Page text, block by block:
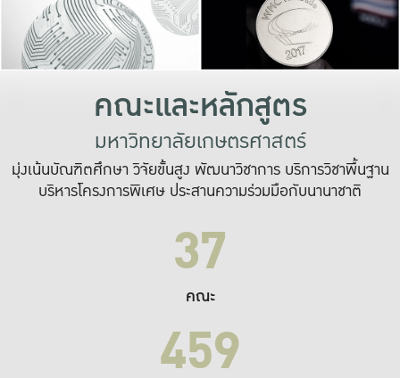
เปลี่ยนแปลง แล
เพื่อทำง
ระบบสารสนเทศ
คณะและหลักสูตร
มหาวิทยาลัยเกษตรศาสตร์
มุ่งเน้นบัณฑิตศึกษา วิจัยขั้นสูง พัฒนาวิชาการ บริการวิชาพื้นฐาน
บริหารโครงการพิเศษ ประสานความร่วมมือกับนานาชาติ
37
คณะ
459